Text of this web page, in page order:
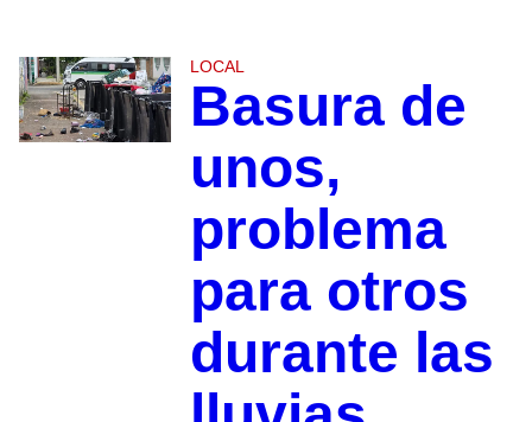
LOCAL
Basura de
unos,
problema
para otros
durante las